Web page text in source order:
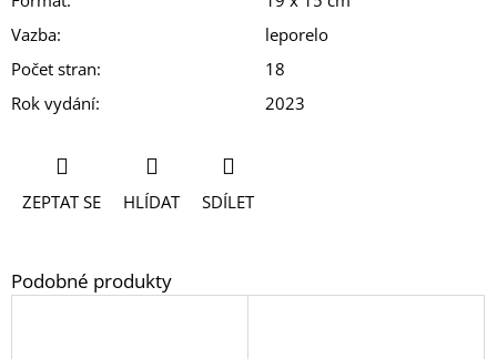
Vazba:
leporelo
Počet stran:
18
Rok vydání: 2023
ZEPTAT SE HLÍDAT SDÍLET